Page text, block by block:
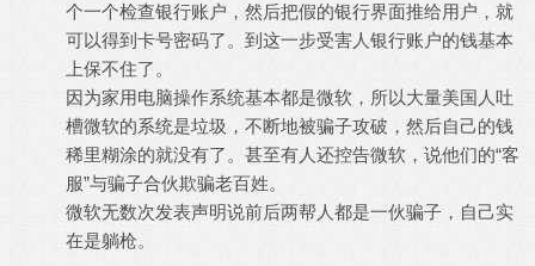
个一个检查银行账户，然后把假的银行界面推给用户，就
可以得到卡号密码了。到这一步受害人银行账户的钱基本
上保不住了。
因为家用电脑操作系统基本都是微软，所以大量美国人吐
槽微软的系统是垃圾，不断地被骗子攻破，然后自己的钱
稀里糊涂的就没有了。甚至有人还控告微软，说他们的“客
服”与骗子合伙欺骗老百姓。
微软无数次发表声明说前后两帮人都是一伙骗子，自己实
在是躺枪。